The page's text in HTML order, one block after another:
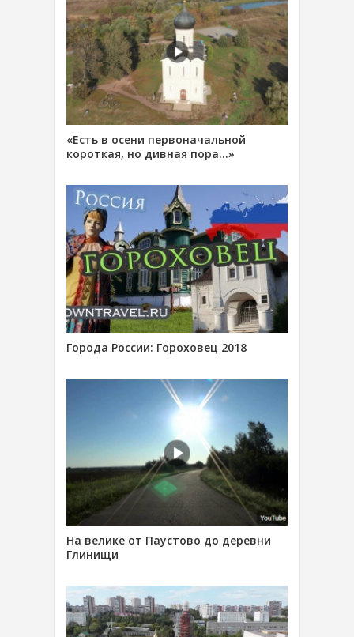
«Есть в осени первоначальной
короткая, но дивная пора…»
Города России: Гороховец 2018
На велике от Паустово до деревни
Глинищи